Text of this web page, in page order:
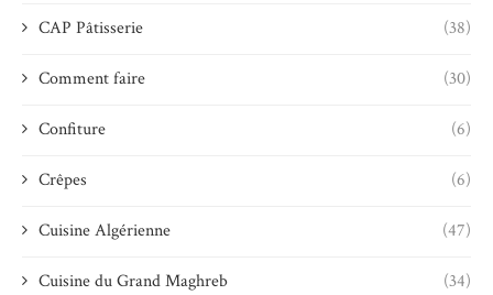
CAP Pâtisserie (38)
Comment faire (30)
Confiture (6)
Crêpes (6)
Cuisine Algérienne (47)
Cuisine du Grand Maghreb (34)